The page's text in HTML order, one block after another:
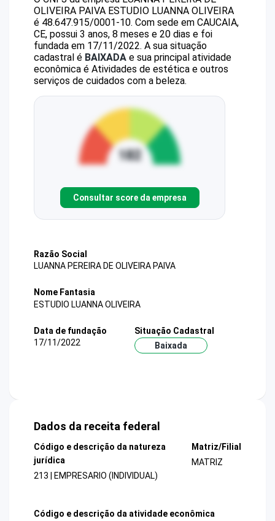
OLIVEIRA PAIVA ESTUDIO LUANNA OLIVEIRA
é 48.647.915/0001-10. Com sede em CAUCAIA,
CE, possui 3 anos, 8 meses e 20 dias e foi
fundada em 17/11/2022. A sua situação
cadastral é BAIXADA e sua principal atividade
econômica é Atividades de estética e outros
serviços de cuidados com a beleza.
Consultar score da empresa
Razão Social
LUANNA PEREIRA DE OLIVEIRA PAIVA
Nome Fantasia
ESTUDIO LUANNA OLIVEIRA
Data de fundação
17/11/2022
Situação Cadastral
Baixada
Dados da receita federal
Código e descrição da natureza
jurídica
213 | EMPRESARIO (INDIVIDUAL)
Matriz/Filial
MATRIZ
Código e descrição da atividade econômica